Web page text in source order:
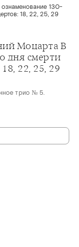
Моцарта В
дня смерти
22, 25, 29
трио № 5.